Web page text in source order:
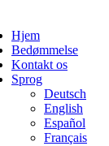
Hjem
Bedømmelse
Kontakt os
Sprog
Deutsch
English
Español
Français